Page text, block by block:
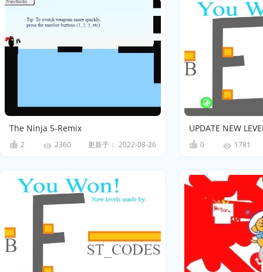
The Ninja 5-Remix
2 2360 更新于： 2022-08-26 0 1781